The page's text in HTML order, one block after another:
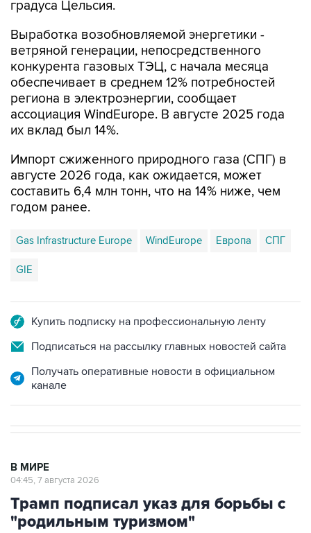
градуса Цельсия.
Выработка возобновляемой энергетики -
ветряной генерации, непосредственного
конкурента газовых ТЭЦ, с начала месяца
обеспечивает в среднем 12% потребностей
региона в электроэнергии, сообщает
ассоциация WindEurope. В августе 2025 года
их вклад был 14%.
Импорт сжиженного природного газа (СПГ) в
августе 2026 года, как ожидается, может
составить 6,4 млн тонн, что на 14% ниже, чем
годом ранее.
Gas Infrastructure Europe WindEurope Европа СПГ
GIE
Купить подписку на профессиональную ленту
Подписаться на рассылку главных новостей сайта
Получать оперативные новости в официальном
канале
В МИРЕ
04:45, 7 августа 2026
Трамп подписал указ для борьбы с
"родильным туризмом"